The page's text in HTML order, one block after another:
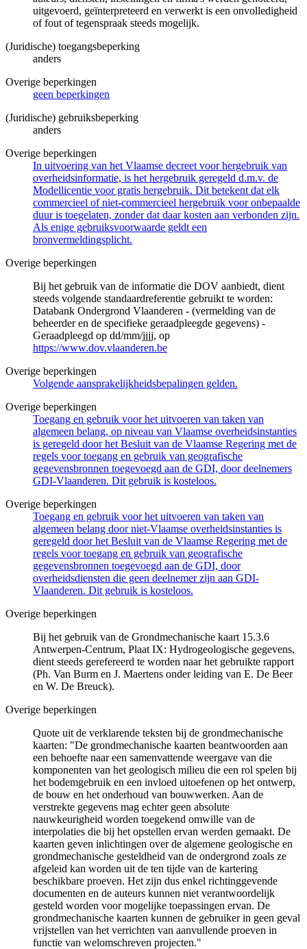
uitgevoerd, geïnterpreteerd en verwerkt is een onvolledigheid
of fout of tegenspraak steeds mogelijk.
(Juridische) toegangsbeperking
anders
Overige beperkingen
geen beperkingen
(Juridische) gebruiksbeperking
anders
Overige beperkingen
In uitvoering van het Vlaamse decreet voor hergebruik van
overheidsinformatie, is het hergebruik geregeld d.m.v. de
Modellicentie voor gratis hergebruik. Dit betekent dat elk
commercieel of niet-commercieel hergebruik voor onbepaalde
duur is toegelaten, zonder dat daar kosten aan verbonden zijn.
Als enige gebruiksvoorwaarde geldt een
bronvermeldingsplicht.
Overige beperkingen
Bij het gebruik van de informatie die DOV aanbiedt, dient
steeds volgende standaardreferentie gebruikt te worden:
Databank Ondergrond Vlaanderen - (vermelding van de
beheerder en de specifieke geraadpleegde gegevens) -
Geraadpleegd op dd/mm/jjjj, op
https://www.dov.vlaanderen.be
Overige beperkingen
Volgende aansprakelijkheidsbepalingen gelden.
Overige beperkingen
Toegang en gebruik voor het uitvoeren van taken van
algemeen belang, op niveau van Vlaamse overheidsinstanties
is geregeld door het Besluit van de Vlaamse Regering met de
regels voor toegang en gebruik van geografische
gegevensbronnen toegevoegd aan de GDI, door deelnemers
GDI-Vlaanderen. Dit gebruik is kosteloos.
Overige beperkingen
Toegang en gebruik voor het uitvoeren van taken van
algemeen belang door niet-Vlaamse overheidsinstanties is
geregeld door het Besluit van de Vlaamse Regering met de
regels voor toegang en gebruik van geografische
gegevensbronnen toegevoegd aan de GDI, door
overheidsdiensten die geen deelnemer zijn aan GDI-
Vlaanderen. Dit gebruik is kosteloos.
Overige beperkingen
Bij het gebruik van de Grondmechanische kaart 15.3.6
Antwerpen-Centrum, Plaat IX: Hydrogeologische gegevens,
dient steeds gerefereerd te worden naar het gebruikte rapport
(Ph. Van Burm en J. Maertens onder leiding van E. De Beer
en W. De Breuck).
Overige beperkingen
Quote uit de verklarende teksten bij de grondmechanische
kaarten: "De grondmechanische kaarten beantwoorden aan
een behoefte naar een samenvattende weergave van die
komponenten van het geologisch milieu die een rol spelen bij
het bodemgebruik en een invloed uitoefenen op het ontwerp,
de bouw en het onderhoud van bouwwerken. Aan de
verstrekte gegevens mag echter geen absolute
nauwkeurigheid worden toegekend omwille van de
interpolaties die bij het opstellen ervan werden gemaakt. De
kaarten geven inlichtingen over de algemene geologische en
grondmechanische gesteldheid van de ondergrond zoals ze
afgeleid kan worden uit de ten tijde van de kartering
beschikbare proeven. Het zijn dus enkel richtinggevende
documenten en de auteurs kunnen niet verantwoordelijk
gesteld worden voor mogelijke toepassingen ervan. De
grondmechanische kaarten kunnen de gebruiker in geen geval
vrijstellen van het verrichten van aanvullende proeven in
functie van welomschreven projecten."